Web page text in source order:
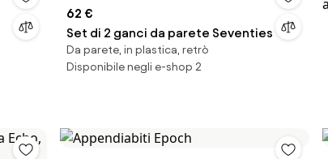
62 €
Set di 2 ganci da parete Seventies
Da parete, in plastica, retrò
Disponibile negli e-shop 2